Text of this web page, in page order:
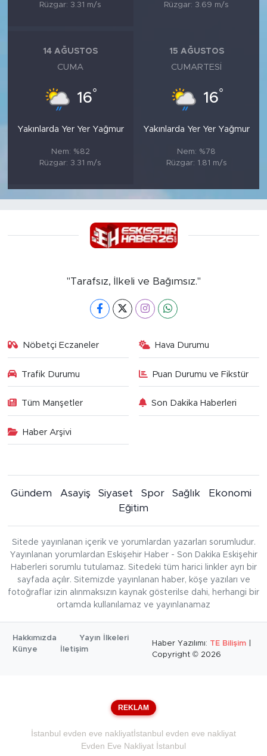
Rüzgar: 3.31 m/s
Rüzgar: 3.69 m/s
14 AĞUSTOS
CUMA
16°
Yakınlarda Yer Yer Yağmur
Nem: %82
Rüzgar: 3.31 m/s
15 AĞUSTOS
CUMARTESI
16°
Yakınlarda Yer Yer Yağmur
Nem: %78
Rüzgar: 1.81 m/s
"Tarafsız, İlkeli ve Bağımsız."
Nöbetçi Eczaneler Hava Durumu
Trafik Durumu Puan Durumu ve Fikstür
Tüm Manşetler Son Dakika Haberleri
Haber Arşivi
Gündem Asayiş Siyaset Spor Sağlık
Ekonomi
Eğitim
Sitede yayınlanan içerik ve yorumlardan yazarları sorumludur.
Yayınlanan yorumlardan Eskişehir Haber - Son Dakika Eskişehir
Haberleri sorumlu tutulamaz. Sitedeki tüm harici linkler ayrı bir
sayfada açılır. Sitemizde yayınlanan haber, köşe yazıları ve
fotoğraflar izin alınmaksızın kaynak gösterilse dahi, herhangi bir
ortamda kullanılamaz ve yayınlanamaz
Hakkımızda
Yayın İlkeleri
Künye
İletişim
Haber Yazılımı: TE Bilişim
Copyright © 2026
REKLAM
İstanbul evden eve nakliyatİstanbul evden eve nakliyat
Evden Eve Nakliyat İstanbul